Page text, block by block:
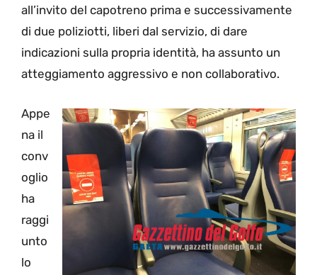
all’invito del capotreno prima e successivamente
di due poliziotti, liberi dal servizio, di dare
indicazioni sulla propria identità, ha assunto un
atteggiamento aggressivo e non collaborativo.
Appe
na il
conv
oglio
ha
raggi
unto
lo